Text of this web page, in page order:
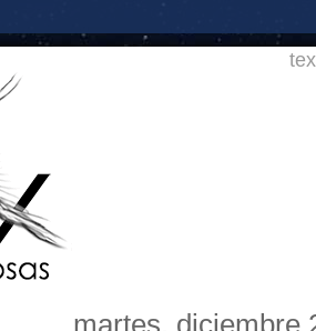
martes, diciembre